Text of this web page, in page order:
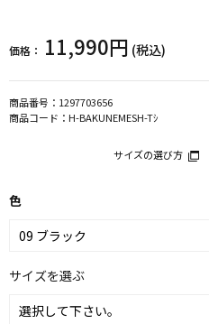
価格： 11,990円 (税込)
商品番号： 1297703656
商品コード： H-BAKUNEMESH-Tｼ
サイズの選び方
色
サイズを選ぶ